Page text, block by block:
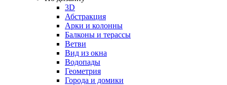
3D
Абстракция
Арки и колонны
Балконы и терассы
Ветви
Вид из окна
Водопады
Геометрия
Города и домики